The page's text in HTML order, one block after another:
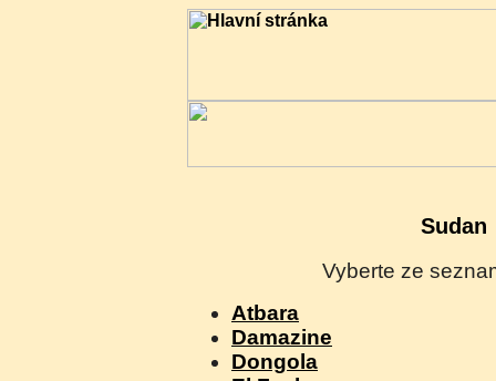
Sudan
Vyberte ze
Atbara
Damazine
Dongola